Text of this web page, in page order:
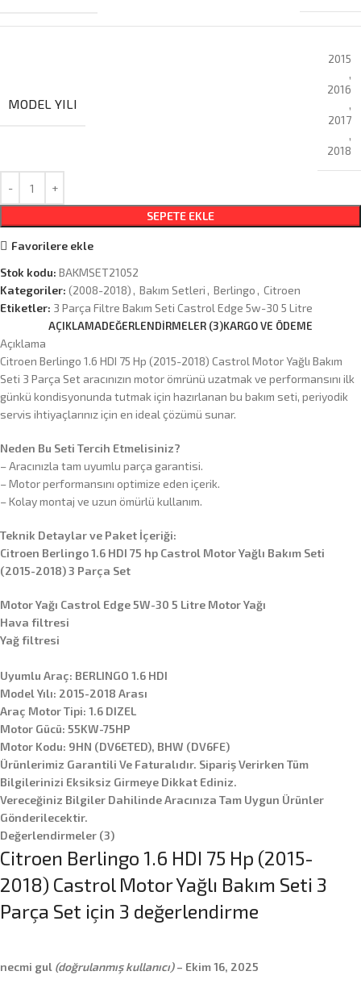
MODEL YILI
2015
,
2016
,
2017
,
2018
SEPETE EKLE
Favorilere ekle
Stok kodu: BAKMSET21052
Kategoriler: (2008-2018) , Bakım Setleri , Berlingo , Citroen
Etiketler: 3 Parça Filtre Bakım Seti Castrol Edge 5w-30 5 Litre
AÇIKLAMADEĞERLENDIRMELER (3)KARGO VE ÖDEME
Açıklama
Citroen Berlingo 1.6 HDI 75 Hp (2015-2018) Castrol Motor Yağlı Bakım
Seti 3 Parça Set aracınızın motor ömrünü uzatmak ve performansını ilk
günkü kondisyonunda tutmak için hazırlanan bu bakım seti, periyodik
servis ihtiyaçlarınız için en ideal çözümü sunar.
Neden Bu Seti Tercih Etmelisiniz?
– Aracınızla tam uyumlu parça garantisi.
– Motor performansını optimize eden içerik.
– Kolay montaj ve uzun ömürlü kullanım.
Teknik Detaylar ve Paket İçeriği:
Citroen Berlingo 1.6 HDI 75 hp Castrol Motor Yağlı Bakım Seti
(2015-2018) 3 Parça Set
Motor Yağı Castrol Edge 5W-30 5 Litre Motor Yağı
Hava filtresi
Yağ filtresi
Uyumlu Araç: BERLINGO 1.6 HDI
Model Yılı: 2015-2018 Arası
Araç Motor Tipi: 1.6 DIZEL
Motor Gücü: 55KW-75HP
Motor Kodu: 9HN (DV6ETED), BHW (DV6FE)
Ürünlerimiz Garantili Ve Faturalıdır. Sipariş Verirken Tüm
Bilgilerinizi Eksiksiz Girmeye Dikkat Ediniz.
Vereceğiniz Bilgiler Dahilinde Aracınıza Tam Uygun Ürünler
Gönderilecektir.
Değerlendirmeler (3)
Citroen Berlingo 1.6 HDI 75 Hp (2015-
2018) Castrol Motor Yağlı Bakım Seti 3
Parça Set için 3 değerlendirme
necmi gul (doğrulanmış kullanıcı) – Ekim 16, 2025